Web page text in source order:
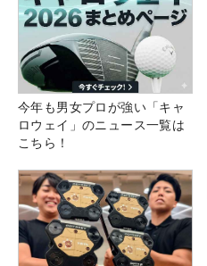
今年も男女プロが強い「キャ
ロウェイ」のニュース一覧は
こちら！